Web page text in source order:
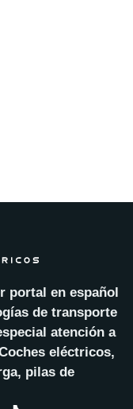
portal en español
de transporte
atención a
eléctricos,
pilas de